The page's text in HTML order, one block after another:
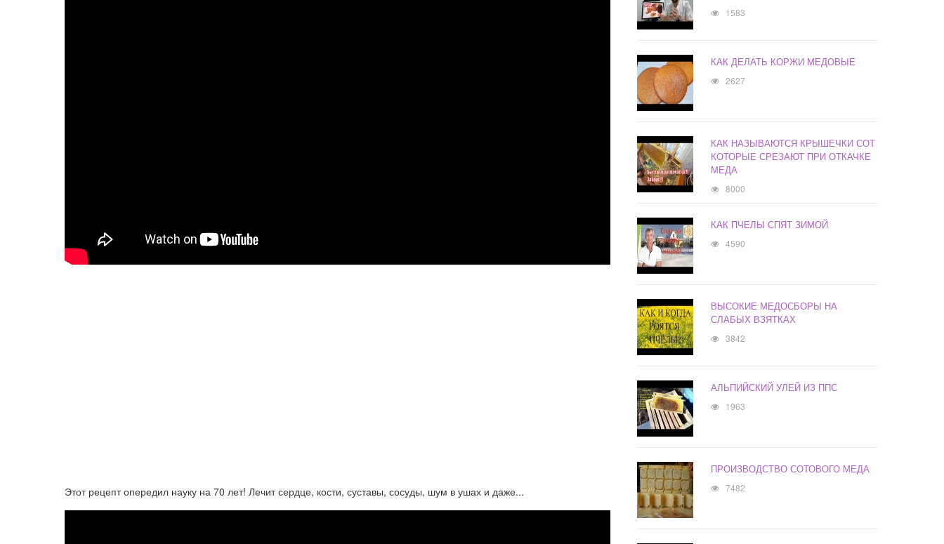
Этот рецепт опередил науку на 70 лет! Лечит сердце, кости, суставы, сосуды, шум в ушах и даже...
1583
КАК ДЕЛАТЬ КОРЖИ МЕДОВЫЕ
2627
КАК НАЗЫВАЮТСЯ КРЫШЕЧКИ СОТ
КОТОРЫЕ СРЕЗАЮТ ПРИ ОТКАЧКЕ
МЕДА
8000
КАК ПЧЕЛЫ СПЯТ ЗИМОЙ
4590
ВЫСОКИЕ МЕДОСБОРЫ НА
СЛАБЫХ ВЗЯТКАХ
3842
АЛЬПИЙСКИЙ УЛЕЙ ИЗ ППС
1963
ПРОИЗВОДСТВО СОТОВОГО МЕДА
7482